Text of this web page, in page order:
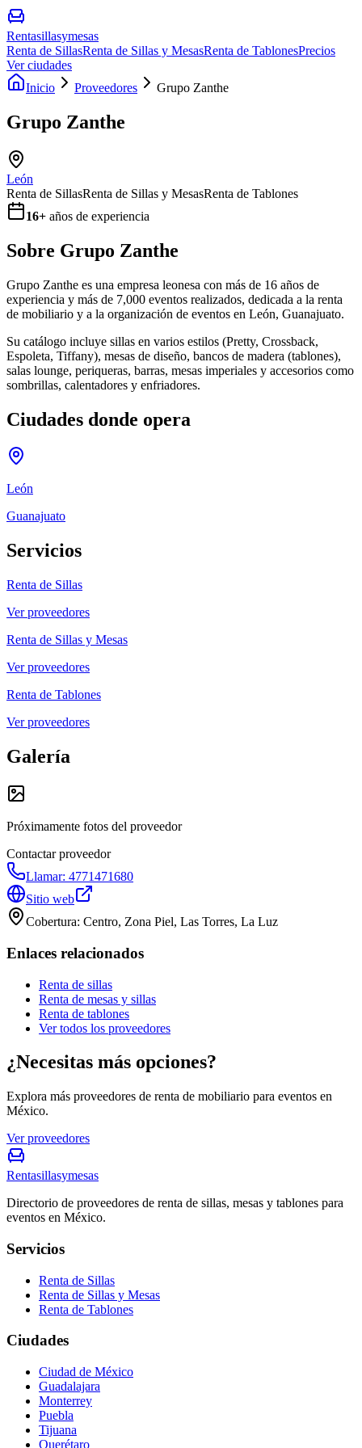
Rentasillasymesas
Renta de SillasRenta de Sillas y MesasRenta de TablonesPrecios
Ver ciudades
Inicio
Proveedores Grupo Zanthe
Grupo Zanthe
León
Renta de SillasRenta de Sillas y MesasRenta de Tablones
16+ años de experiencia
Sobre Grupo Zanthe
Grupo Zanthe es una empresa leonesa con más de 16 años de
experiencia y más de 7,000 eventos realizados, dedicada a la renta
de mobiliario y a la organización de eventos en León, Guanajuato.
Su catálogo incluye sillas en varios estilos (Pretty, Crossback,
Espoleta, Tiffany), mesas de diseño, bancos de madera (tablones),
salas lounge, periqueras, barras, mesas imperiales y accesorios como
sombrillas, calentadores y enfriadores.
Ciudades donde opera
León
Guanajuato
Servicios
Renta de Sillas
Ver proveedores
Renta de Sillas y Mesas
Ver proveedores
Renta de Tablones
Ver proveedores
Galería
Próximamente fotos del proveedor
Contactar proveedor
Llamar: 4771471680
Sitio web
Cobertura: Centro, Zona Piel, Las Torres, La Luz
Enlaces relacionados
Renta de sillas
Renta de mesas y sillas
Renta de tablones
Ver todos los proveedores
¿Necesitas más opciones?
Explora más proveedores de renta de mobiliario para eventos en
México.
Ver proveedores
Rentasillasymesas
Directorio de proveedores de renta de sillas, mesas y tablones para
eventos en México.
Servicios
Renta de Sillas
Renta de Sillas y Mesas
Renta de Tablones
Ciudades
Ciudad de México
Guadalajara
Monterrey
Puebla
Tijuana
Querétaro